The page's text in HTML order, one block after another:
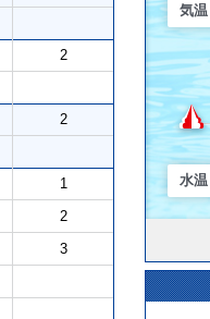
2
2
1
2
3
気温
水温